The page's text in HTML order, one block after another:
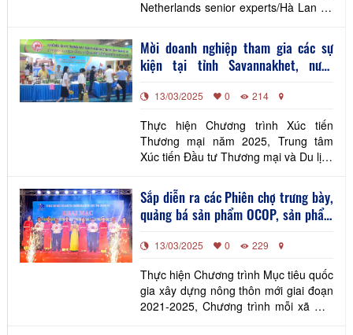
Netherlands senior experts/Hà Lan do
tổ chức PUM tại Việt Nam làm trưởng
đoàn. Tham dự buổi tiếp có đại diện
Văn phòng UBND tỉnh, Sở Ngoại vụ,
tư, Thương mại và Du l
Mời doanh nghiệp tham gia các sự
kiện tại tỉnh Savannakhet, nước
13/03/2025 0 214
Thực hiện Chương trình Xúc tiến
Thương mại năm 2025, Trung tâm
Xúc tiến Đầu tư Thương mại và Du lịch
tin các chương trình, sự kiện tại tỉnh
Savannakhet, nước CHDCND Lào
năm 2025 đến các đơn vị, doanh
Sắp diễn ra các Phiên chợ trưng bày,
quảng bá sản phẩm OCOP, sản phẩm
năm 2025
13/03/2025 0 229
Thực hiện Chương trình Mục tiêu quốc
gia xây dựng nông thôn mới giai đoạn
2021-2025, Chương trình mỗi xã một